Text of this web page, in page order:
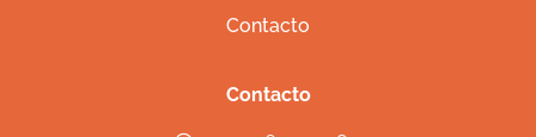
Contacto
Contacto